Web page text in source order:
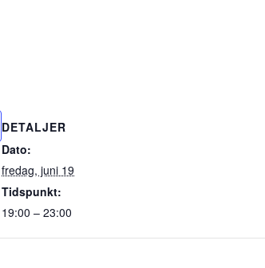
DETALJER
Dato:
fredag, juni 19
Tidspunkt:
19:00 – 23:00